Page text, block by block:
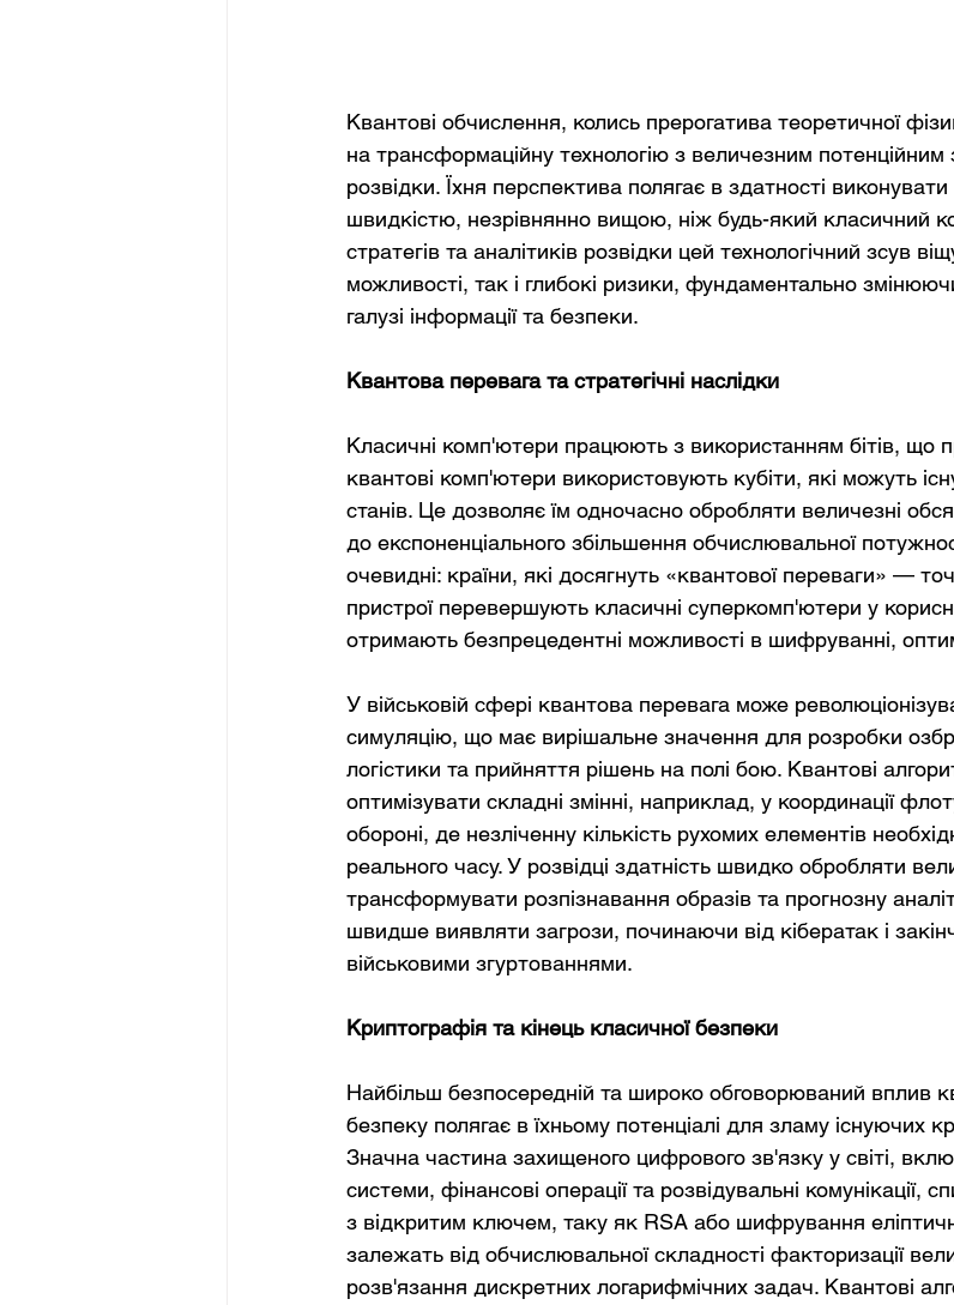
Квантові обчислення, колись прерогатива теоретичної
на трансформаційну технологію з величезним
розвідки. Їхня перспектива полягає в здатності
швидкістю, незрівнянно вищою, ніж будь-який класичний
стратегів та аналітиків розвідки цей технологічний зсув
можливості, так і глибокі ризики, фундаментально
галузі інформації та безпеки.
Квантова перевага та стратегічні наслідки
Класичні комп'ютери працюють з використанням бітів, що
квантові комп'ютери використовують кубіти, які можуть
станів. Це дозволяє їм одночасно обробляти величезні
до експоненціального збільшення обчислювальної
очевидні: країни, які досягнуть «квантової переваги» —
пристрої перевершують класичні суперкомп'ютери у
отримають безпрецедентні можливості в шифруванні,
У військовій сфері квантова перевага може
симуляцію, що має вирішальне значення для розробки
логістики та прийняття рішень на полі бою. Квантові
оптимізувати складні змінні, наприклад, у координації
обороні, де незліченну кількість рухомих елементів
реального часу. У розвідці здатність швидко обробляти
трансформувати розпізнавання образів та прогнозну
швидше виявляти загрози, починаючи від кібератак і
військовими згуртованнями.
Криптографія та кінець класичної безпеки
Найбільш безпосередній та широко обговорюваний вплив
безпеку полягає в їхньому потенціалі для зламу існуючих
Значна частина захищеного цифрового зв'язку у світі,
системи, фінансові операції та розвідувальні комунікації,
з відкритим ключем, таку як RSA або шифрування
залежать від обчислювальної складності факторизації
розв'язання дискретних логарифмічних задач. Квантові